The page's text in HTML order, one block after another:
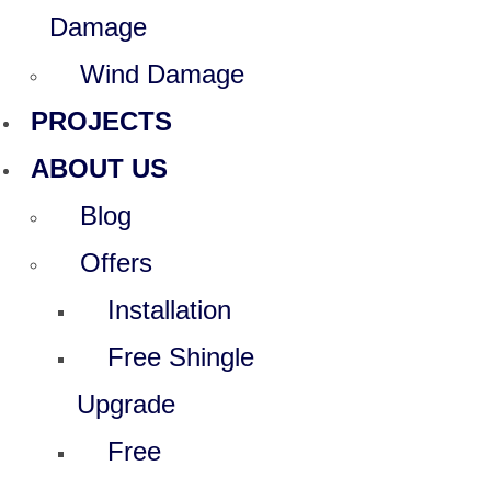
Damage
Wind Damage
PROJECTS
ABOUT US
Blog
Offers
Installation
Free Shingle
Upgrade
Free